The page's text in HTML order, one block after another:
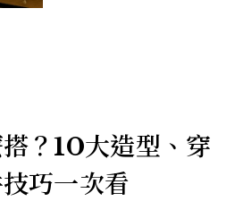
？10大造型、穿
巧一次看